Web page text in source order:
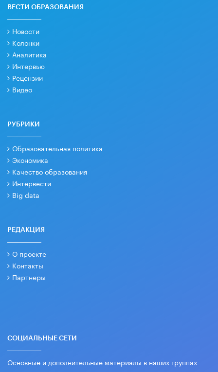
ВЕСТИ ОБРАЗОВАНИЯ
Новости
Колонки
Аналитика
Интервью
Рецензии
Видео
РУБРИКИ
Образовательная политика
Экономика
Качество образования
Интервести
Big data
РЕДАКЦИЯ
О проекте
Контакты
Партнеры
СОЦИАЛЬНЫЕ СЕТИ
Основные и дополнительные материалы в наших группах